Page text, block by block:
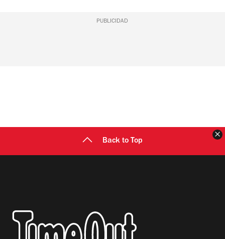
PUBLICIDAD
Back to Top